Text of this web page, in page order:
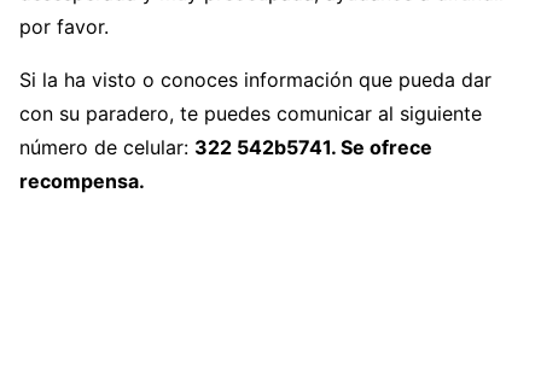
por favor.
Si la ha visto o conoces información que pueda dar
con su paradero, te puedes comunicar al siguiente
número de celular: 322 542b5741. Se ofrece
recompensa.